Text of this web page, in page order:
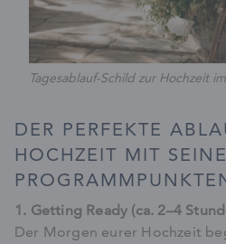
Tagesablauf-Schild zur Hochzeit
DER PERFEKTE
HOCHZEIT MIT
1. Getting Ready (ca. 2–4
Der Morgen eurer Hochzeit